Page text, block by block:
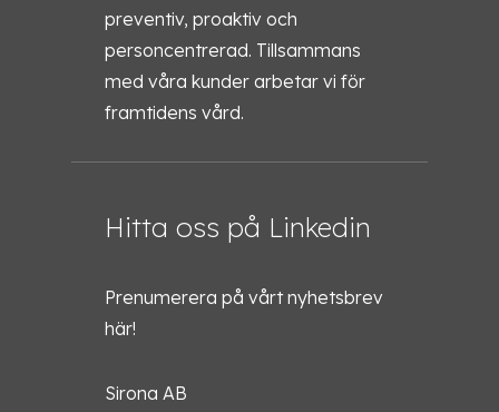
preventiv, proaktiv och
personcentrerad. Tillsammans
med våra kunder arbetar vi för
framtidens vård.
Hitta oss på Linkedin
Prenumerera på vårt nyhetsbrev
här!
Sirona AB